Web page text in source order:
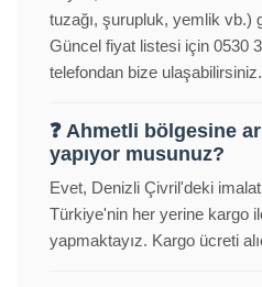
tuzağı, şurupluk, yemlik vb.)
Güncel fiyat listesi için 0530
telefondan bize ulaşabilirsiniz.
❓ Ahmetli bölgesine
yapıyor musunuz?
Evet, Denizli Çivril'deki
Türkiye'nin her yerine kargo
yapmaktayız. Kargo ücreti